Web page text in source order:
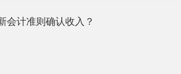
会计准则确认收入？